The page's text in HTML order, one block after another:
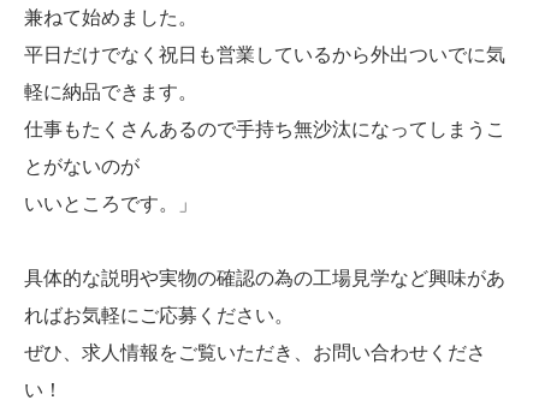
兼ねて始めました。
平日だけでなく祝日も営業しているから外出ついでに気
軽に納品できます。
仕事もたくさんあるので手持ち無沙汰になってしまうこ
とがないのが
いいところです。」
具体的な説明や実物の確認の為の工場見学など興味があ
ればお気軽にご応募ください。
ぜひ、求人情報をご覧いただき、お問い合わせくださ
い！